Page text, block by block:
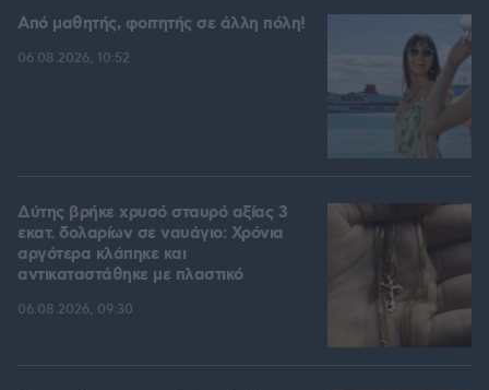
Από μαθητής, φοιτητής σε άλλη πόλη!
06.08.2026, 10:52
Δύτης βρήκε χρυσό σταυρό αξίας 3
εκατ. δολαρίων σε ναυάγιο: Χρόνια
αργότερα κλάπηκε και
αντικαταστάθηκε με πλαστικό
06.08.2026, 09:30